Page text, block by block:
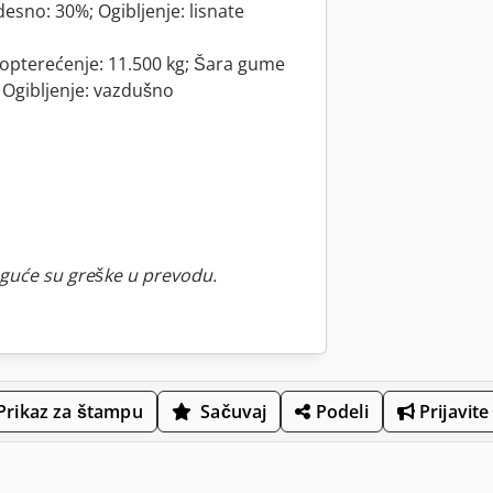
30%; Ogibljenje: lisnate
11.500 kg; Šara gume
vazdušno
su greške u prevodu.
za štampu Sačuvaj Podeli Prijavite